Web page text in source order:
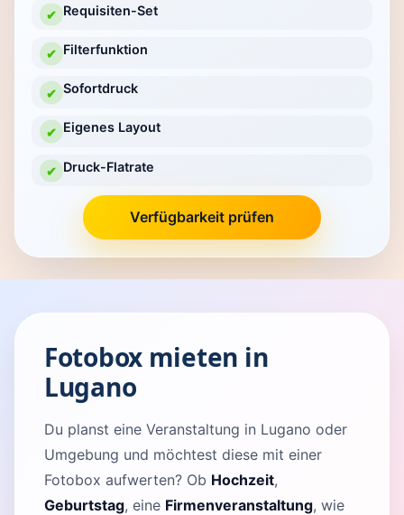
✔ Requisiten-Set
✔ Filterfunktion
✔ Sofortdruck
✔ Eigenes Layout
✔ Druck-Flatrate
Verfügbarkeit prüfen
Fotobox mieten in
Lugano
Du planst eine Veranstaltung in Lugano oder
Umgebung und möchtest diese mit einer
Fotobox aufwerten? Ob Hochzeit,
Geburtstag, eine Firmenveranstaltung, wie